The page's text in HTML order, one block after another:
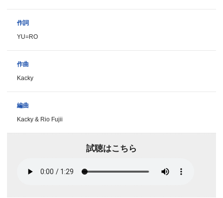
作詞
YU=RO
作曲
Kacky
編曲
Kacky & Rio Fujii
試聴はこちら